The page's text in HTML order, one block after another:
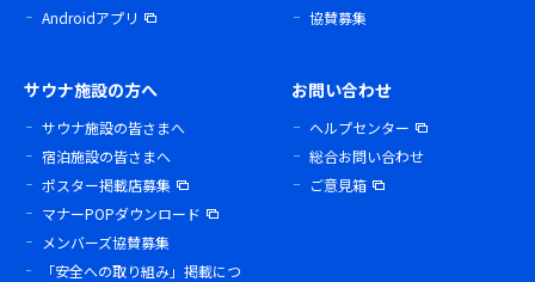
Androidアプリ
協賛募集
サウナ施設の方へ
サウナ施設の皆さまへ
宿泊施設の皆さまへ
ポスター掲載店募集
マナーPOPダウンロード
メンバーズ協賛募集
「安全への取り組み」掲載につ
お問い合わせ
ヘルプセンター
総合お問い合わせ
ご意見箱